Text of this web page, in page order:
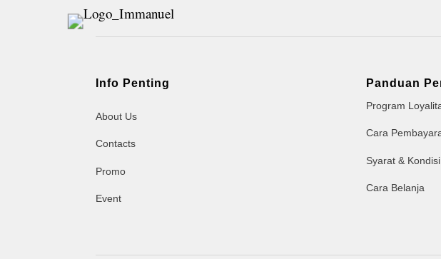
Info Penting
About Us
Contacts
Promo
Event
Panduan
Program
Cara
Syarat & Kondisi
Cara Belanja